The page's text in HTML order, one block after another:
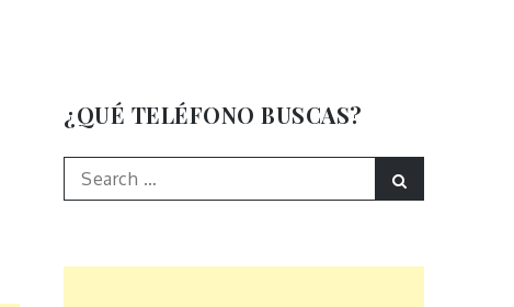
¿QUÉ TELÉFONO BUSCAS?
Search
for: